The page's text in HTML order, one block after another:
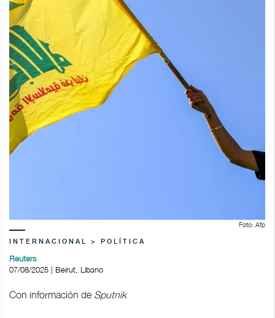
Foto: Afp
INTERNACIONAL > POLÍTICA
Reuters
07/08/2025 | Beirut, Líbano
Con información de Sputnik